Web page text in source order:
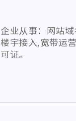
企业从事：网站
楼宇接入,宽带运
可证。